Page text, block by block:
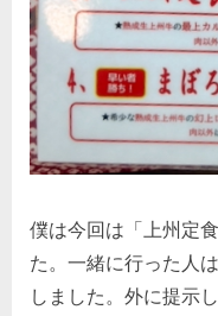
僕は今回は「上州定
た。一緒に行った人
しました。外に提示